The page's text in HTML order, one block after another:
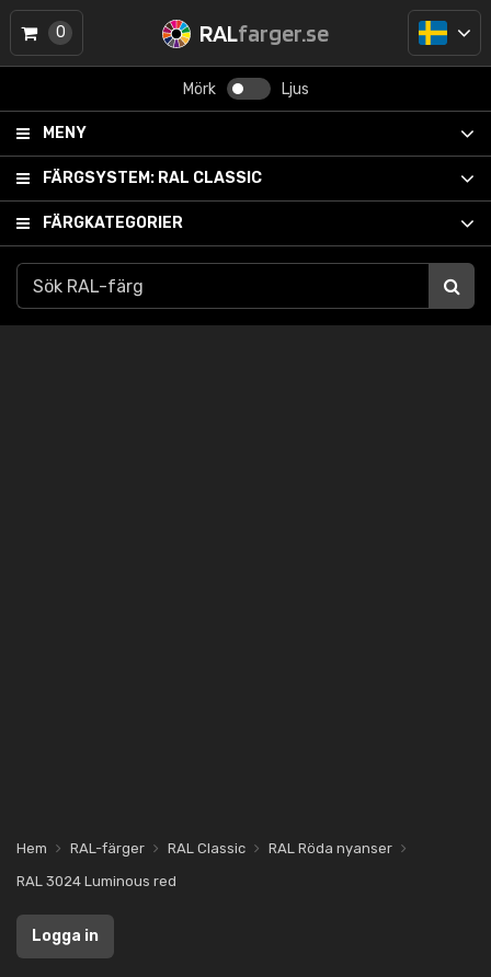
RALfarger.se
Mörk Ljus
MENY
FÄRGSYSTEM: RAL CLASSIC
FÄRGKATEGORIER
0
Hem RAL-färger RAL Classic
RAL Röda nyanser
RAL 3024 Luminous red
Logga in